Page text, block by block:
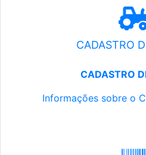
CADASTRO
CADASTRO
Informações sobre o